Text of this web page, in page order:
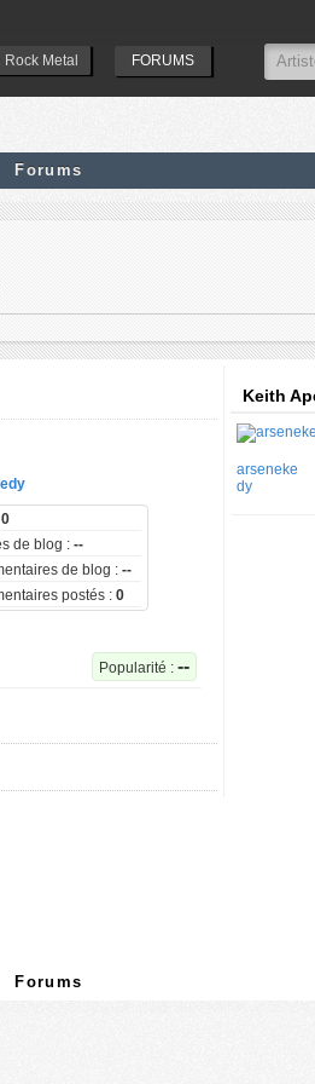
Rock Metal FORUMS
Forums
0
de blog :--
de blog :--
postés :0
Popularité : --
Keith
arseneke
dy
Forums